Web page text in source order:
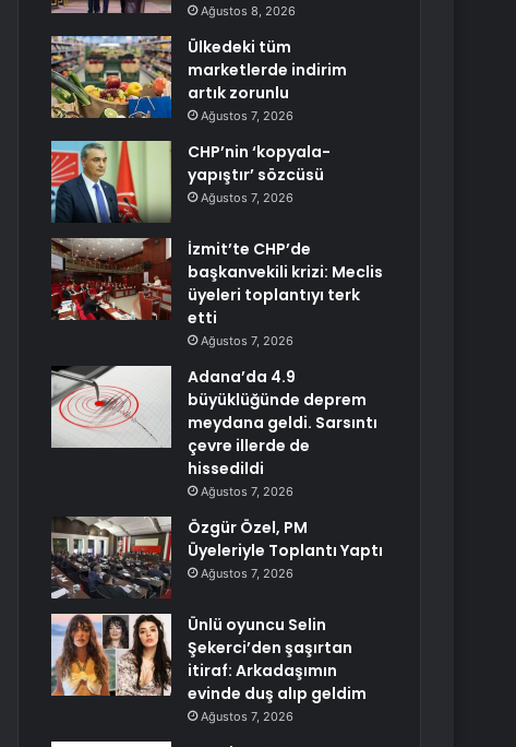
Ağustos 8, 2026
Ülkedeki tüm
marketlerde indirim
artık zorunlu
Ağustos 7, 2026
CHP’nin ‘kopyala-
yapıştır’ sözcüsü
Ağustos 7, 2026
İzmit’te CHP’de
başkanvekili krizi: Meclis
üyeleri toplantıyı terk
etti
Ağustos 7, 2026
Adana’da 4.9
büyüklüğünde deprem
meydana geldi. Sarsıntı
çevre illerde de
hissedildi
Ağustos 7, 2026
Özgür Özel, PM
Üyeleriyle Toplantı Yaptı
Ağustos 7, 2026
Ünlü oyuncu Selin
Şekerci’den şaşırtan
itiraf: Arkadaşımın
evinde duş alıp geldim
Ağustos 7, 2026